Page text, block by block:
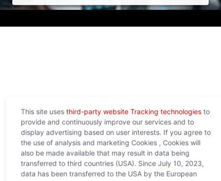
This site uses third-party website Tracking technologiesto
provide and continuously improve our services and to
display advertising based on user interests. If you agree to
the use of analysis and marketing Cookies , Cookies will
also be made available that may result in data being
transferred to third countries (USA). Since July 10, 2023,
data has been transferred to the USA by the European